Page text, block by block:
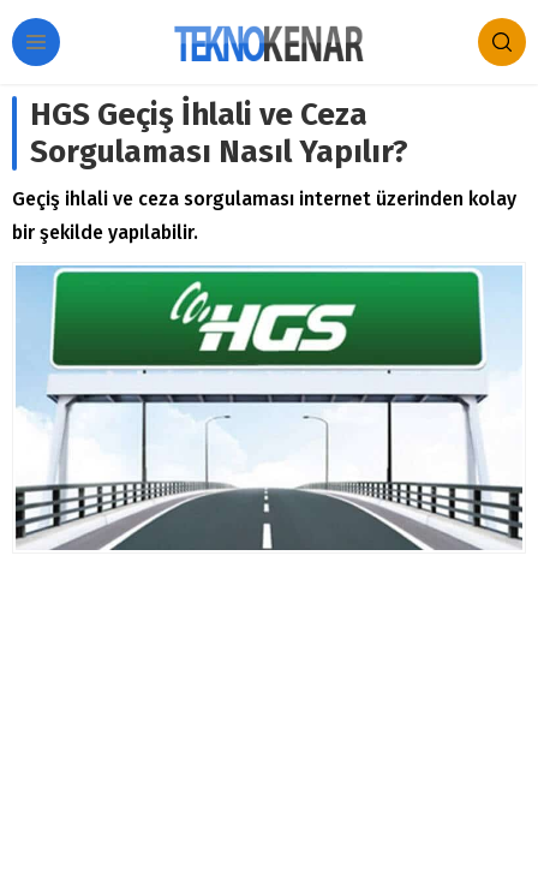
HGS Geçiş İhlali ve Ceza
Sorgulaması Nasıl Yapılır?
Geçiş ihlali ve ceza sorgulaması internet üzerinden kolay
bir şekilde yapılabilir.